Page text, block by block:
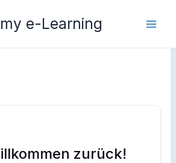
e-Learning
zurück!